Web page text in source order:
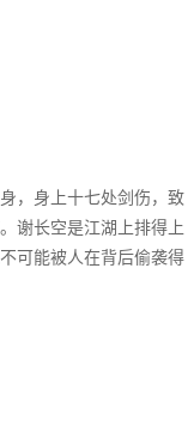
，身上十七处剑伤，致
谢长空是江湖上排得上
可能被人在背后偷袭得